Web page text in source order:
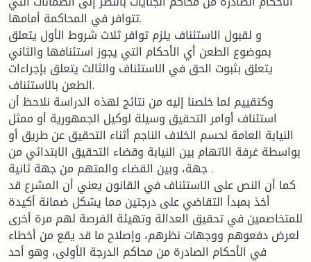
تتوافر في المحاكمة أمامها.
و لقبول الاستئناف يلزم توافر ثلاث شروط الأول يتعلق
بموضوع الطعن أي الأحكام التي يجوز استئنافها والثاني
يتعلق بثبوت الحق في الاستئناف والثالث يتعلق بإجراءات
الطعن بالاستئناف.
وكتقييم لما خلصنا إليه من نتائج لهذه الدراسة نلاحظ أن
استئناف أوامر التحقيق وسيلة لوكيل الجمهورية أو ممثل
النيابة العامة لحسم الخلاف الناجم أثناء التحقيق عن طريق أو
بواسطة غرفة الاتهام بين النيابة وقضاء التحقيق الابتدائي من
جهة، وبين القضاء والمتهم من جهة ثانية .
كما أن النص على الاستئناف في القانون يعني أن المشرع قد
أخذ بمبدأ التقاضي على درجتين مما يشكل ضمانة أكيدة
للمتخاصمين في تحقيق العدالة وتهيئة الفرصة لهم مرة أخرى
لعرض دفعوهم ووجهات نظرهم، وإصلاح ما قد يقع من أخطاء
في الأحكام الصادرة من محاكم الدرجة الأولى، وهو أحد